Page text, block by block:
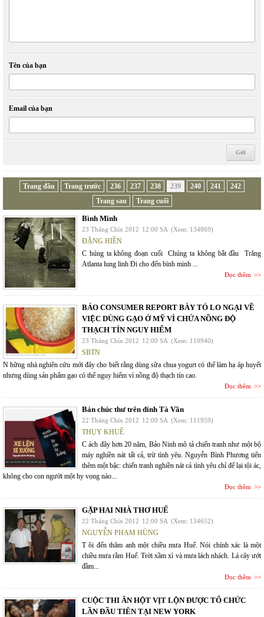
Tên của bạn
Email của bạn
Trang đầu Trang trước 236 237 238 239 240 241
242
Trang sau
Trang cuối
Bình Minh
23 Tháng Chín 2012 12:00 SA (Xem: 134869)
ĐẶNG HIỀN
C húng ta không đoạn cuối Chúng ta không bắt đầu Trăng
Atlanta lung linh Đi cho đến bình minh ...
Đọc thêm
BÁO CONSUMER REPORT BÀY TỎ LO NGẠI VỀ
VIỆC DÙNG GẠO Ở MỸ VÌ CHỨA NỒNG ĐỘ
THẠCH TÍN NGUY HIỂM
23 Tháng Chín 2012 12:00 SA (Xem: 110940)
SBTN
N hững nhà nghiên cứu mới đây cho biết rằng dùng sữa chua yogurt có thể làm hạ áp huyết
nhưng dùng sản phẩm gạo có thể nguy hiểm vì nồng độ thạch tín cao.
Đọc thêm
Bản chúc thư trên đỉnh Tà Vần
22 Tháng Chín 2012 12:00 SA (Xem: 111959)
THỤY KHUÊ
C ách đây hơn 20 năm, Bảo Ninh mô tả chiến tranh như một bộ
máy nghiền nát tất cả, trừ tình yêu. Nguyễn Bình Phương tiến
thêm một bậc: chiến tranh nghiền nát cả tình yêu chỉ để lại tội ác,
không cho con người một hy vọng nào...
Đọc thêm
GẶP HAI NHÀ THƠ HUẾ
22 Tháng Chín 2012 12:00 SA (Xem: 134652)
NGUYỄN PHẠM HÙNG
T ôi đến thăm anh một chiều mưa Huế. Nói chính xác là một
chiều mưa rằm Huế. Trời xầm xì và mưa lách nhách. Lá cây ướt
đầm...
Đọc thêm
CUỘC THI ĂN HỘT VỊT LỘN ĐƯỢC TỔ CHỨC
LẦN ĐẦU TIÊN TẠI NEW YORK